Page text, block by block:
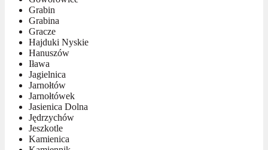
Grabin
Grabina
Gracze
Hajduki Nyskie
Hanuszów
Iława
Jagielnica
Jarnołtów
Jarnołtówek
Jasienica Dolna
Jędrzychów
Jeszkotle
Kamienica